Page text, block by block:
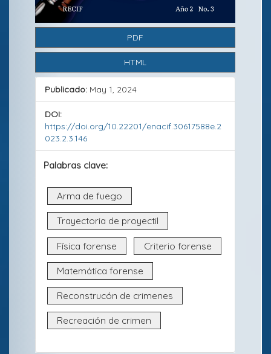
d
e
l
a
c
PDF
HTML
Publicado: May 1, 2024
DOI:
https://doi.org/10.22201/enacif.30617588e.2
023.2.3.146
Palabras clave:
Arma de fuego
Trayectoria de proyectil
Física forense Criterio forense
Matemática forense
Reconstrucón de crimenes
Recreación de crimen